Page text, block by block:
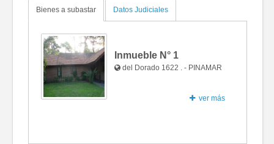
Bienes a subastar Datos Judiciales
Inmueble N° 1
del Dorado 1622 . - PINAMAR
ver más
Fotos